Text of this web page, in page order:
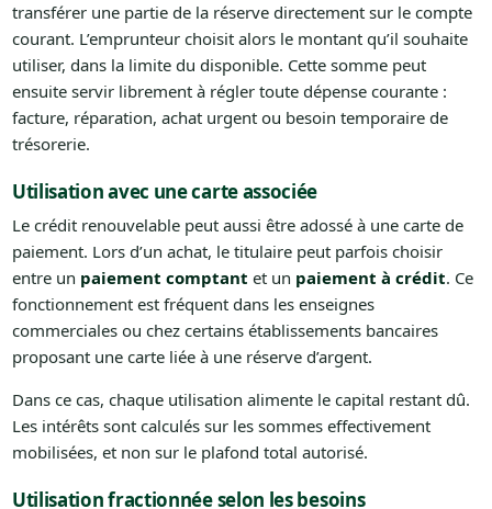
transférer une partie de la réserve directement sur le compte
courant. L’emprunteur choisit alors le montant qu’il souhaite
utiliser, dans la limite du disponible. Cette somme peut
ensuite servir librement à régler toute dépense courante :
facture, réparation, achat urgent ou besoin temporaire de
trésorerie.
Utilisation avec une carte associée
Le crédit renouvelable peut aussi être adossé à une carte de
paiement. Lors d’un achat, le titulaire peut parfois choisir
entre un paiement comptant et un paiement à crédit. Ce
fonctionnement est fréquent dans les enseignes
commerciales ou chez certains établissements bancaires
proposant une carte liée à une réserve d’argent.
Dans ce cas, chaque utilisation alimente le capital restant dû.
Les intérêts sont calculés sur les sommes effectivement
mobilisées, et non sur le plafond total autorisé.
Utilisation fractionnée selon les besoins